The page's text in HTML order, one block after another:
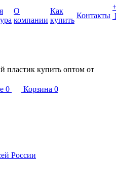
О
компании
Как
купить
Контакты
пластик купить оптом от
0 Корзина 0
России